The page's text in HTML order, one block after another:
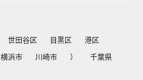
世田谷区 目黒区
港区
横浜市 川崎市 ）
千葉県